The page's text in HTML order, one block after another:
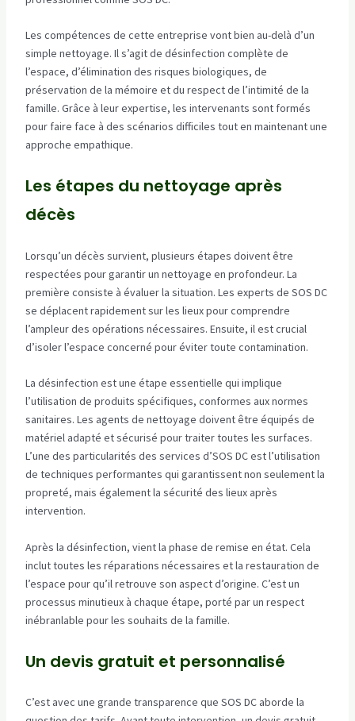
Les compétences de cette entreprise vont bien au-delà d’un
simple nettoyage. Il s’agit de désinfection complète de
l’espace, d’élimination des risques biologiques, de
préservation de la mémoire et du respect de l’intimité de la
famille. Grâce à leur expertise, les intervenants sont formés
pour faire face à des scénarios difficiles tout en maintenant une
approche empathique.
Les étapes du nettoyage après
décès
Lorsqu’un décès survient, plusieurs étapes doivent être
respectées pour garantir un nettoyage en profondeur. La
première consiste à évaluer la situation. Les experts de SOS DC
se déplacent rapidement sur les lieux pour comprendre
l’ampleur des opérations nécessaires. Ensuite, il est crucial
d’isoler l’espace concerné pour éviter toute contamination.
La désinfection est une étape essentielle qui implique
l’utilisation de produits spécifiques, conformes aux normes
sanitaires. Les agents de nettoyage doivent être équipés de
matériel adapté et sécurisé pour traiter toutes les surfaces.
L’une des particularités des services d’SOS DC est l’utilisation
de techniques performantes qui garantissent non seulement la
propreté, mais également la sécurité des lieux après
intervention.
Après la désinfection, vient la phase de remise en état. Cela
inclut toutes les réparations nécessaires et la restauration de
l’espace pour qu’il retrouve son aspect d’origine. C’est un
processus minutieux à chaque étape, porté par un respect
inébranlable pour les souhaits de la famille.
Un devis gratuit et personnalisé
C’est avec une grande transparence que SOS DC aborde la